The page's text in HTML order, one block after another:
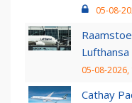
05-08-
05-08-2026,
Cathay